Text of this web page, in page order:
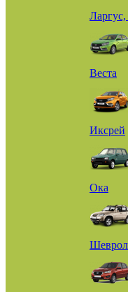
Веста
Иксрей
Ока